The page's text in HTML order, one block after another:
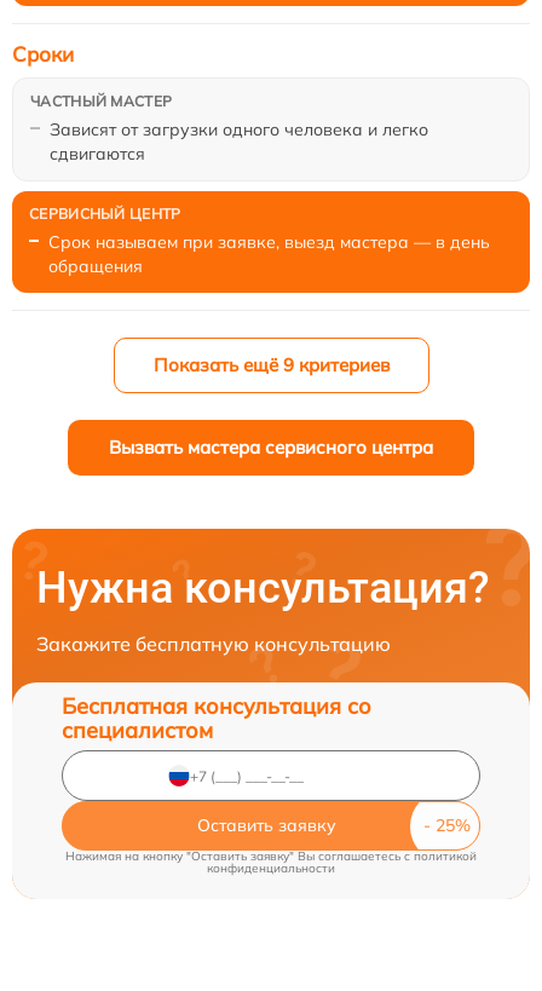
Зависят от загрузки одного человека и легко
сдвигаются
Сроки
Срок называем при заявке, выезд мастера — в день
обращения
Показать ещё 9 критериев
Вызвать мастера сервисного центра
Нужна консультация?
Закажите бесплатную консультацию
Бесплатная консультация со
специалистом
Оставить заявку
Нажимая на кнопку "Оставить заявку" Вы соглашаетесь c политикой
конфиденциальности